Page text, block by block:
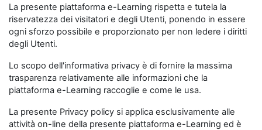
La presente piattaforma e-Learning rispetta e tutela la
riservatezza dei visitatori e degli Utenti, ponendo in essere
ogni sforzo possibile e proporzionato per non ledere i diritti
degli Utenti.
Lo scopo dell'informativa privacy è di fornire la massima
trasparenza relativamente alle informazioni che la
piattaforma e-Learning raccoglie e come le usa.
La presente Privacy policy si applica esclusivamente alle
attività on-line della presente piattaforma e-Learning ed è